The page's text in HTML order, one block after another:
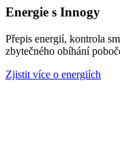
Energie s Innogy
Přepis energií, kontrola
zbytečného obíhání
Zjistit více o energiích